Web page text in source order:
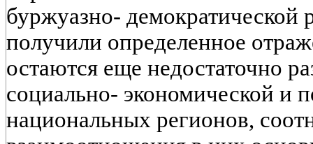
буржуазно-
получили определенное
остаются еще недостаточно
социально- экономической и
национальных регионов,